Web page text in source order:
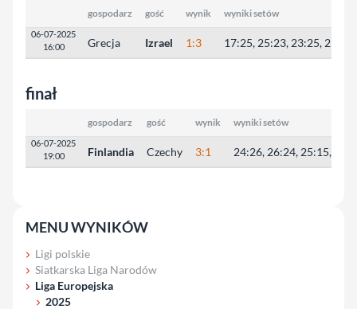
gospodarz gość wynik wyniki setów
06-07-2025
16:00
Grecja Izrael 1:3 17:25, 25:23, 23:25, 21:25
finał
gospodarz gość wynik wyniki setów
06-07-2025
19:00
Finlandia Czechy 3:1 24:26, 26:24, 25:15,
MENU WYNIKÓW
Ligi polskie
Siatkarska Liga Narodów
Liga Europejska
2025